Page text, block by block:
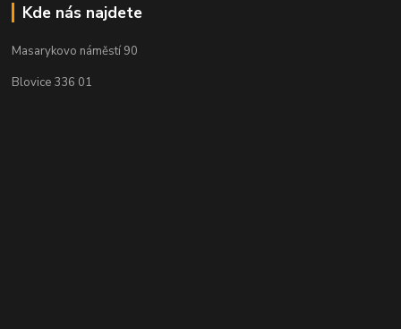
Kde nás najdete
Masarykovo náměstí 90
Blovice 336 01